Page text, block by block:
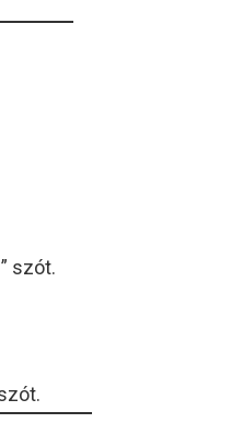
szót.